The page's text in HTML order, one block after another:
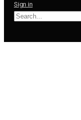
Sign in